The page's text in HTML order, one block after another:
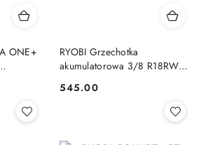
ONE+
RYOBI Grzechotka
akumulatorowa 3/8 R18RW3-
Cena:
545.00